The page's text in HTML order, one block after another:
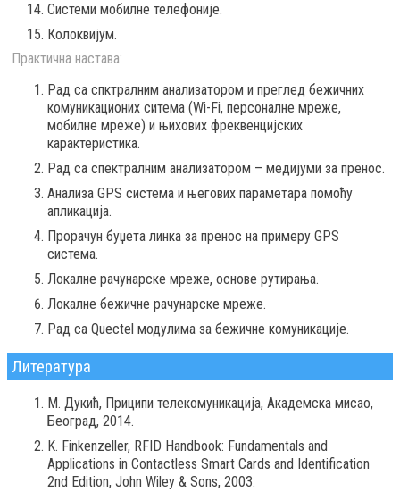
Системи мобилне телефоније.
Колоквијум.
Практична настава:
Рад са спктралним анализатором и преглед бежичних
комуникационих ситема (Wi-Fi, персоналне мреже,
мобилне мреже) и њихових фреквенцијских
карактеристика.
Рад са спектралним анализатором – медијуми за пренос.
Анализа GPS система и његових параметара помоћу
апликација.
Прорачун буџета линка за пренос на примеру GPS
система.
Локалне рачунарске мреже, основе рутирања.
Локалне бежичне рачунарске мреже.
Рад са Quectel модулима за бежичне комуникације.
Литература
М. Дукић, Приципи телекомуникација, Академска мисао,
Београд, 2014.
K. Finkenzeller, RFID Handbook: Fundamentals and
Applications in Contactless Smart Cards and Identification
2nd Edition, John Wiley & Sons, 2003.